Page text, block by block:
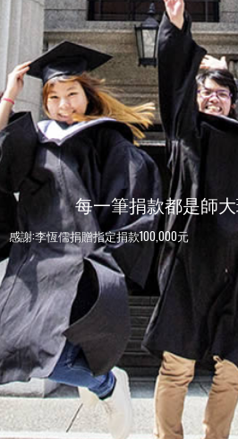
每一筆捐款都是師
感謝:李恆儒捐贈指定捐款100,000元
感謝:師大人捐贈指定捐款100元